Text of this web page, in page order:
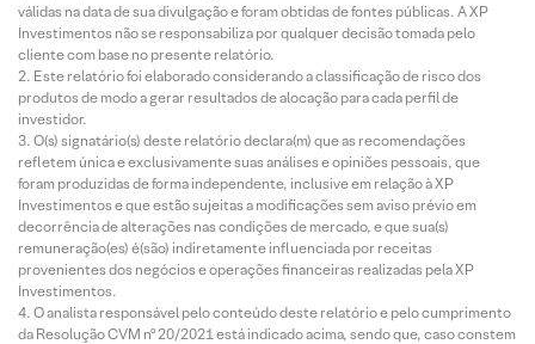
válidas na data de sua divulgação e foram obtidas de fontes públicas. A XP
Investimentos não se responsabiliza por qualquer decisão tomada pelo
cliente com base no presente relatório.
Este relatório foi elaborado considerando a classificação de risco dos
produtos de modo a gerar resultados de alocação para cada perfil de
investidor.
O(s) signatário(s) deste relatório declara(m) que as recomendações
refletem única e exclusivamente suas análises e opiniões pessoais, que
foram produzidas de forma independente, inclusive em relação à XP
Investimentos e que estão sujeitas a modificações sem aviso prévio em
decorrência de alterações nas condições de mercado, e que sua(s)
remuneração(es) é(são) indiretamente influenciada por receitas
provenientes dos negócios e operações financeiras realizadas pela XP
Investimentos.
O analista responsável pelo conteúdo deste relatório e pelo cumprimento
da Resolução CVM nº 20/2021 está indicado acima, sendo que, caso constem